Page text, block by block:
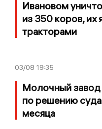
Ивановом
из 350 коров, их
тракторами
03/08 19:35
Молочный завод
по решению
месяца